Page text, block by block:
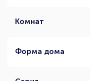
Комнат
Форма дома